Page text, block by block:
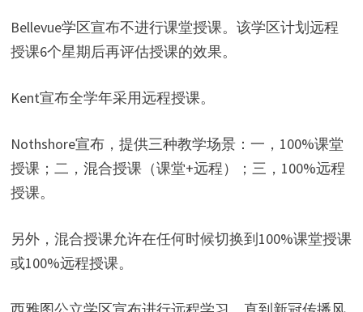
Bellevue学区宣布不进行课堂授课。该学区计划远程
授课6个星期后再评估授课的效果。
Kent宣布全学年采用远程授课。
Nothshore宣布，提供三种教学场景：一，100%课堂
授课；二，混合授课（课堂+远程）；三，100%远程
授课。
另外，混合授课允许在任何时候切换到100%课堂授课
或100%远程授课。